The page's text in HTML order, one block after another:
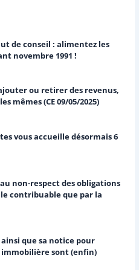
de conseil : alimentez les
novembre 1991 !
ou retirer des revenus,
mêmes (CE 09/05/2025)
vous accueille désormais 6
non-respect des obligations
contribuable que par la
que sa notice pour
sont (enfin)